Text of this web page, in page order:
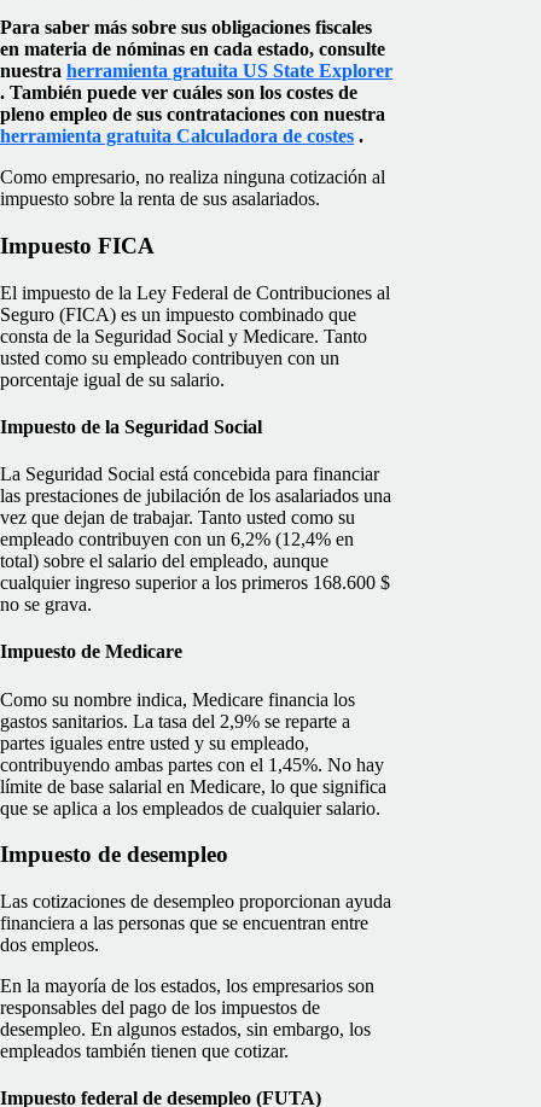
Para saber más sobre sus obligaciones fiscales
en materia de nóminas en cada estado, consulte
nuestra herramienta gratuita US State Explorer
. También puede ver cuáles son los costes de
pleno empleo de sus contrataciones con nuestra
herramienta gratuita Calculadora de costes .
Como empresario, no realiza ninguna cotización al
impuesto sobre la renta de sus asalariados.
Impuesto FICA
El impuesto de la Ley Federal de Contribuciones al
Seguro (FICA) es un impuesto combinado que
consta de la Seguridad Social y Medicare. Tanto
usted como su empleado contribuyen con un
porcentaje igual de su salario.
Impuesto de la Seguridad Social
La Seguridad Social está concebida para financiar
las prestaciones de jubilación de los asalariados una
vez que dejan de trabajar. Tanto usted como su
empleado contribuyen con un 6,2% (12,4% en
total) sobre el salario del empleado, aunque
cualquier ingreso superior a los primeros 168.600 $
no se grava.
Impuesto de Medicare
Como su nombre indica, Medicare financia los
gastos sanitarios. La tasa del 2,9% se reparte a
partes iguales entre usted y su empleado,
contribuyendo ambas partes con el 1,45%. No hay
límite de base salarial en Medicare, lo que significa
que se aplica a los empleados de cualquier salario.
Impuesto de desempleo
Las cotizaciones de desempleo proporcionan ayuda
financiera a las personas que se encuentran entre
dos empleos.
En la mayoría de los estados, los empresarios son
responsables del pago de los impuestos de
desempleo. En algunos estados, sin embargo, los
empleados también tienen que cotizar.
Impuesto federal de desempleo (FUTA)